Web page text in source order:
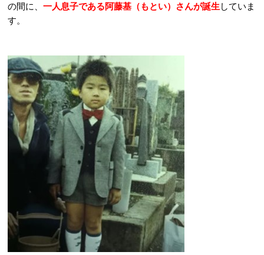
の間に、 一人息子である阿藤基（もとい）さんが誕生 していま
す。